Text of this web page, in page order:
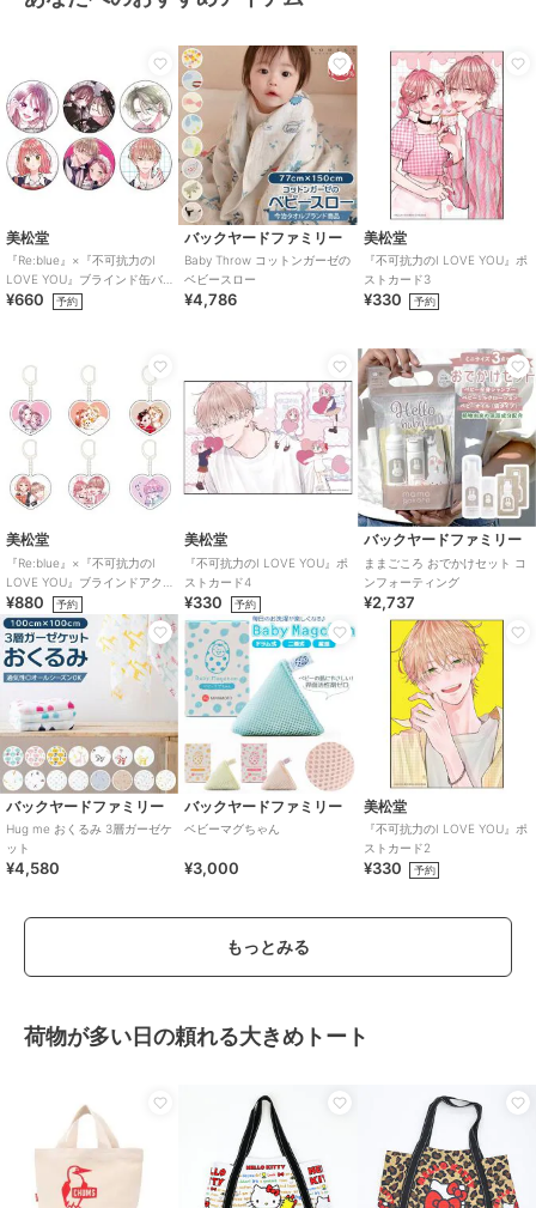
美松堂
『Re:blue』×『不可抗力のI
LOVE YOU』ブラインド缶バ
ッジ（全6種）
¥660 予約
バックヤードファミリー
Baby Throw コットンガーゼの
ベビースロー
¥4,786
美松堂
『不可抗力のI LOVE YOU』ポ
ストカード3
¥330 予約
美松堂
『Re:blue』×『不可抗力のI
LOVE YOU』ブラインドアク
リルキーホルダー（全6種）
¥880 予約
美松堂
『不可抗力のI LOVE YOU』ポ
ストカード4
¥330 予約
バックヤードファミリー
ままごころ おでかけセット コ
ンフォーティング
¥2,737
バックヤードファミリー
Hug me おくるみ 3層ガーゼケ
ット
¥4,580
バックヤードファミリー
ベビーマグちゃん
¥3,000
美松堂
『不可抗力のI LOVE YOU』ポ
ストカード2
¥330 予約
もっとみる
荷物が多い日の頼れる大きめトート